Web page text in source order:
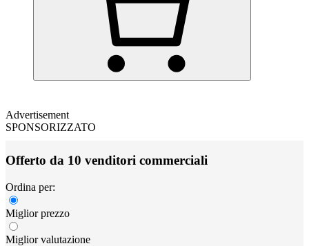
Advertisement
SPONSORIZZATO
Offerto da 10 venditori commerciali
Ordina per:
Miglior prezzo
Miglior valutazione